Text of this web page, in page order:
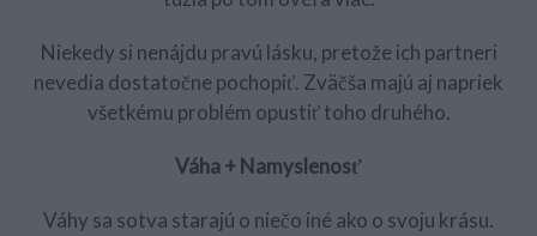
Niekedy si nenájdu pravú lásku, pretože ich partneri
nevedia dostatočne pochopiť. Zväčša majú aj napriek
všetkému problém opustiť toho druhého.
Váha + Namyslenosť
Váhy sa sotva starajú o niečo iné ako o svoju krásu.